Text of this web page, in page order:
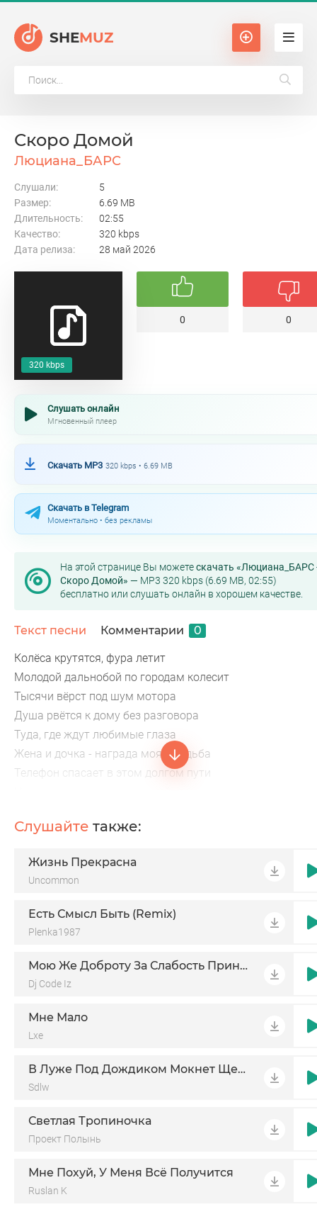
SHEMUZ
320 kbps
Скоро Домой
Люциана_БАРС
Слушали:
5
Размер:
6.69 MB
Длительность:
02:55
Качество:
320 kbps
Дата релиза:
28 май 2026
0 0
Слушать онлайн
Мгновенный плеер
Скачать MP3 320 kbps • 6.69 MB
Скачать в Telegram
Моментально • без рекламы
На этой странице Вы можетескачать «Люциана_БАРС
Скоро Домой» — MP3 320 kbps (6.69 MB, 02:55)
бесплатно или слушать онлайн в хорошем качестве.
Текст песни Комментарии 0
Колёса крутятся, фура летит
Молодой дальнобой по городам колесит
Тысячи вёрст под шум мотора
Душа рвётся к дому без разговора
Туда, где ждут любимые глаза
Жена и дочка - награда моя и судьба
Телефон спасает в этом долгом пути
Слушайте также:
Жизнь Прекрасна
Uncommon
Есть Смысл Быть (Remix)
Plenka1987
Мою Же Доброту За Слабость Принимали
Dj Code Iz
Мне Мало
Lxe
В Луже Под Дождиком Мокнет Щенок
Sdlw
Светлая Тропиночка
Проект Полынь
Мне Похуй, У Меня Всё Получится
Ruslan K